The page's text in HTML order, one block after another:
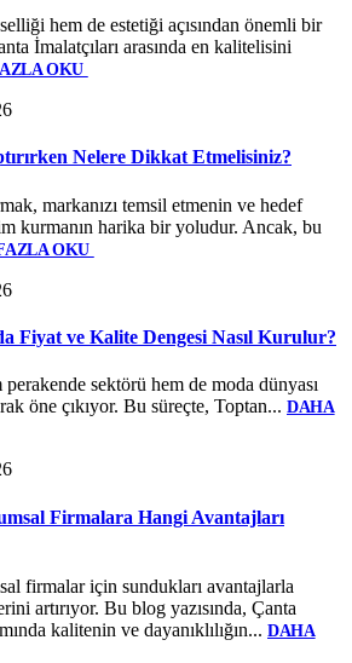
hem de estetiği açısından önemli bir
İmalatçıları arasında en kalitelisini
OKU
Nelere Dikkat Etmelisiniz?
markanızı temsil etmenin ve hedef
kurmanın harika bir yoludur. Ancak, bu
OKU
Fiyat ve Kalite Dengesi Nasıl Kurulur?
perakende sektörü hem de moda dünyası
öne çıkıyor. Bu süreçte, Toptan... DAHA
Firmalara Hangi Avantajları
firmalar için sundukları avantajlarla
artırıyor. Bu blog yazısında, Çanta
kalitenin ve dayanıklılığın... DAHA